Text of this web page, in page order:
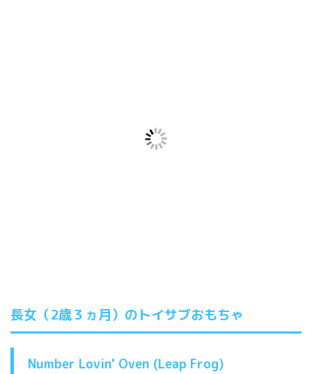
長女（2歳３ヵ月）のトイサブおもちゃ
Number Lovin' Oven (Leap Frog)